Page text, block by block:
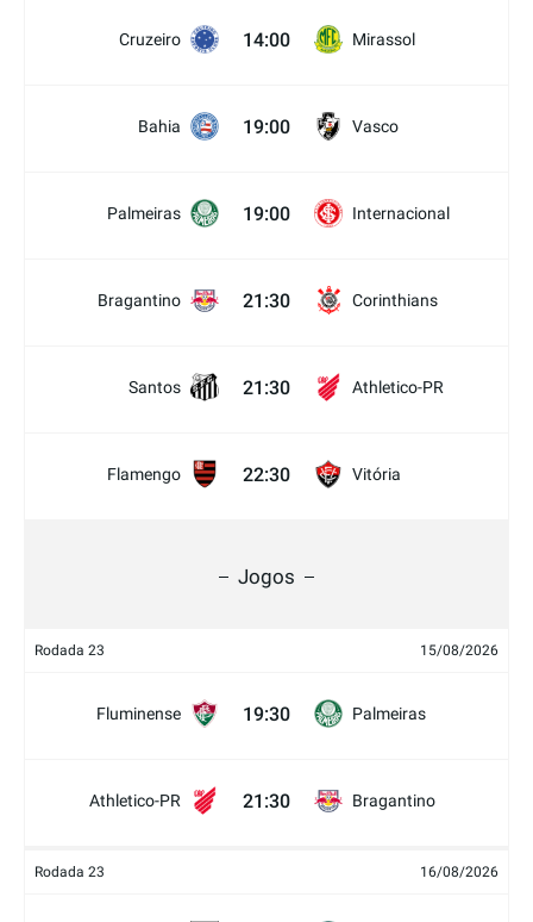
Cruzeiro 14:00 Mirassol
Bahia 19:00 Vasco
Palmeiras 19:00 Internacional
Bragantino 21:30 Corinthians
Santos 21:30 Athletico-PR
Flamengo 22:30 Vitória
Jogos
Rodada 23 15/08/2026
Fluminense 19:30 Palmeiras
Athletico-PR 21:30 Bragantino
Rodada 23 16/08/2026